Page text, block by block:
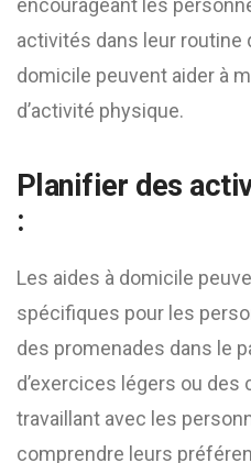
encourageant les
activités dans leur routine
domicile peuvent aider à
d’activité physique.
Planifier des
:
Les aides à domicile
spécifiques pour les
des promenades dans le
d’exercices légers ou des
travaillant avec les
comprendre leurs